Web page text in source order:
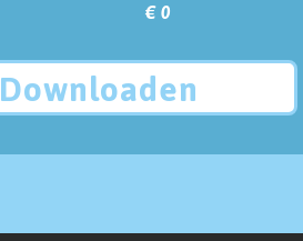
€ 0
Downloaden